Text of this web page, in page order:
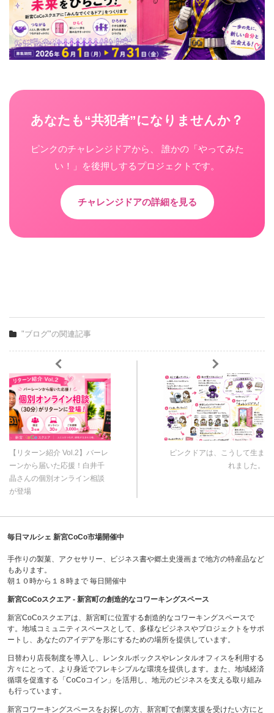
あなたも“共犯者”になりませんか？
ピンクのチャレンジドアから、 誰かの「やってみた
い！」を後押しするプロジェクトです。
チャレンジドアの詳細を見る
"ブログ"の関連記事
【リターン紹介 Vol.2】バーレ
ーンから届いた応援！白井千
晶さんの個別オンライン相談
が登場
ピンクドアは、こうして生ま
れました。
毎日マルシェ 新宮CoCo市場開催中
手作りの製菓、アクセサリー、ビジネス書や郷土史漫画まで地方の特産品など
もあります。
朝１０時から１８時まで 毎日開催中
新宮CoCoスクエア - 新宮町の創造的なコワーキングスペース
新宮CoCoスクエアは、新宮町に位置する創造的なコワーキングスペースで
す。地域コミュニティスペースとして、多様なビジネスやプロジェクトをサポ
ートし、あなたのアイデアを形にするための場所を提供しています。
日替わり店長制度を導入し、レンタルボックスやレンタルオフィスを利用する
方々にとって、より身近でフレキシブルな環境を提供します。また、地域経済
循環を促進する「CoCoコイン」を活用し、地元のビジネスを支える取り組み
も行っています。
新宮コワーキングスペースをお探しの方、新宮町で創業支援を受けたい方にと